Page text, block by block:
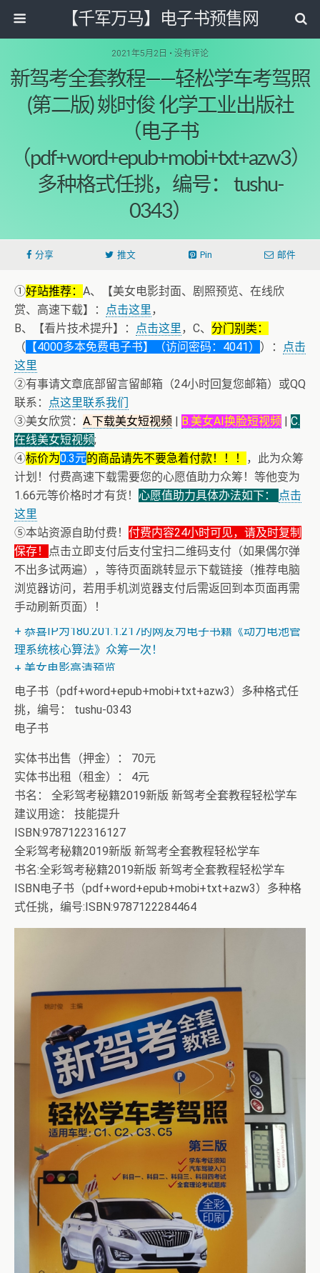
【千军万马】电子书预售网
2021年5月2日 • 没有评论
新驾考全套教程——轻松学车考驾照
(第二版) 姚时俊 化学工业出版社
（电子书
（pdf+word+epub+mobi+txt+azw3）
多种格式任挑，编号： tushu-
0343）
分享 推文 Pin 邮件
①好站推荐： A、【美女电影封面、剧照预览、在线欣
赏、高速下载】：
点击这里，
B、【看片技术提升】：
点击这里，C、 分门别类：
（ 【4000多本免费电子书】（访问密码：4041） ）：
点击
这里
②有事请文章底部留言留邮箱（24小时回复您邮箱）或QQ
联系：
点这里联系我们
③美女欣赏： A.下载美女短视频 | B.美女AI换脸短视频 | C.
在线美女短视频;
④标价为0.3元的商品请先不要急着付款！！！
，此为众筹
计划！付费高速下载需要您的心愿值助力众筹！等他变为
1.66元等价格时才有货！ 心愿值助力具体办法如下：
点击
这里
⑤本站资源自助付费！ 付费内容24小时可见，请及时复制
保存！
点击立即支付后支付宝扫二维码支付（如果偶尔弹
不出多试两遍），等待页面跳转显示下载链接（推荐电脑
浏览器访问，若用手机浏览器支付后需返回到本页面再需
手动刷新页面）！
+ 随机跳舞小姐姐（单击视频或点击随机播放、换个视频
开始欣赏）
+ 恭喜IP为180.201.1.217的网友为电子书籍《动力电池管
理系统核心算法》众筹一次！
+ 美女电影高清预览
电子书（pdf+word+epub+mobi+txt+azw3）多种格式任
挑，编号： tushu-0343
电子书
实体书出售（押金）： 70元
实体书出租（租金）： 4元
书名： 全彩驾考秘籍2019新版 新驾考全套教程轻松学车
建议用途： 技能提升
ISBN:9787122316127
全彩驾考秘籍2019新版 新驾考全套教程轻松学车
书名:全彩驾考秘籍2019新版 新驾考全套教程轻松学车
ISBN电子书（pdf+word+epub+mobi+txt+azw3）多种格
式任挑，编号:ISBN:9787122284464